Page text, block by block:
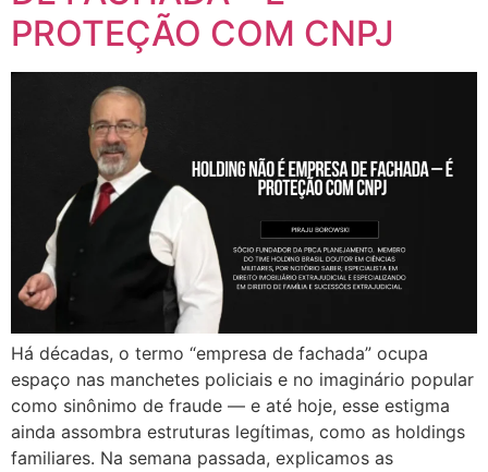
PROTEÇÃO COM CNPJ
Há décadas, o termo “empresa de fachada” ocupa
espaço nas manchetes policiais e no imaginário popular
como sinônimo de fraude — e até hoje, esse estigma
ainda assombra estruturas legítimas, como as holdings
familiares. Na semana passada, explicamos as